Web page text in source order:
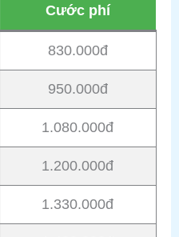
Cước phí
830.000đ
950.000đ
1.080.000đ
1.200.000đ
1.330.000đ